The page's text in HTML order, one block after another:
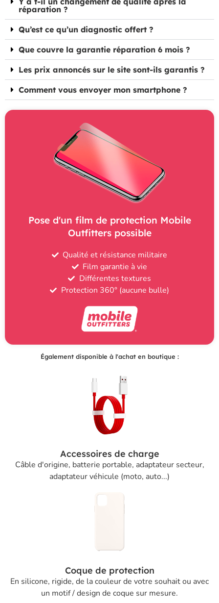
réparation ?
Qu’est ce qu’un diagnostic offert ?
Que couvre la garantie réparation 6 mois ?
Les prix annoncés sur le site sont-ils garantis ?
Comment vous envoyer mon smartphone ?
Pose d'un film de protection Mobile
Outfitters possible
Qualité et résistance militaire
Film garantie à vie
Différentes textures
Protection 360° (aucune bulle)
Également disponible à l'achat en boutique :
Accessoires de charge
Câble d'origine, batterie portable, adaptateur secteur,
adaptateur véhicule (moto, auto...)
Coque de protection
En silicone, rigide, de la couleur de votre souhait ou avec
un motif / design de coque sur mesure.